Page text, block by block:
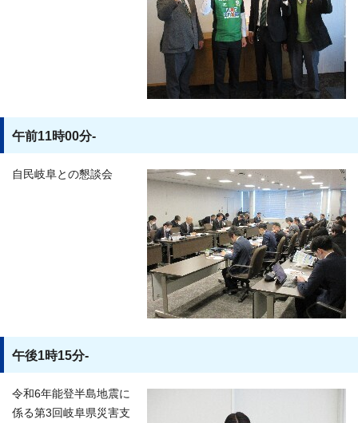
午前11時00分-
自民岐阜との懇談会
午後1時15分-
令和6年能登半島地震に
係る第3回岐阜県災害支